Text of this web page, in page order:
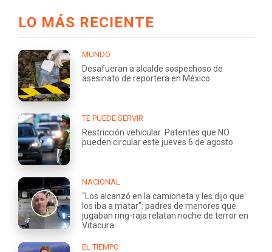
LO MÁS RECIENTE
MUNDO
Desafueran a alcalde sospechoso de
asesinato de reportera en México
TE PUEDE SERVIR
Restricción vehicular: Patentes que NO
pueden circular este jueves 6 de agosto
NACIONAL
“Los alcanzó en la camioneta y les dijo que
los iba a matar”: padres de menores que
jugaban ring-raja relatan noche de terror en
Vitacura
EL TIEMPO